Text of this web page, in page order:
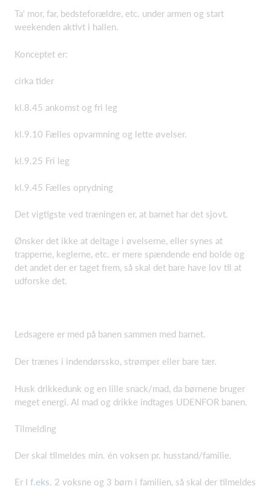
Ta' mor, far, bedsteforældre, etc. under armen og start
weekenden aktivt i hallen.
Konceptet er:
cirka tider
kl.8.45 ankomst og fri leg
kl.9.10 Fælles opvarmning og lette øvelser.
kl.9.25 Fri leg
kl.9.45 Fælles oprydning
Det vigtigste ved træningen er, at barnet har det sjovt.
Ønsker det ikke at deltage i øvelserne, eller synes at
trapperne, keglerne, etc. er mere spændende end bolde og
det andet der er taget frem, så skal det bare have lov til at
udforske det.
Ledsagere er med på banen sammen med barnet.
Der trænes i indendørssko, strømper eller bare tær.
Husk drikkedunk og en lille snack/mad, da børnene bruger
meget energi. Al mad og drikke indtages UDENFOR banen.
Tilmelding
Der skal tilmeldes min. én voksen pr. husstand/familie.
Er I f.eks. 2 voksne og 3 børn i familien, så skal der tilmeldes